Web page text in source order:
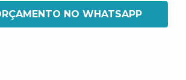
NO WHATSAPP